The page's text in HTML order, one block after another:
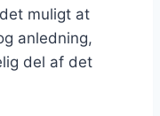
muligt at
anledning,
del af det